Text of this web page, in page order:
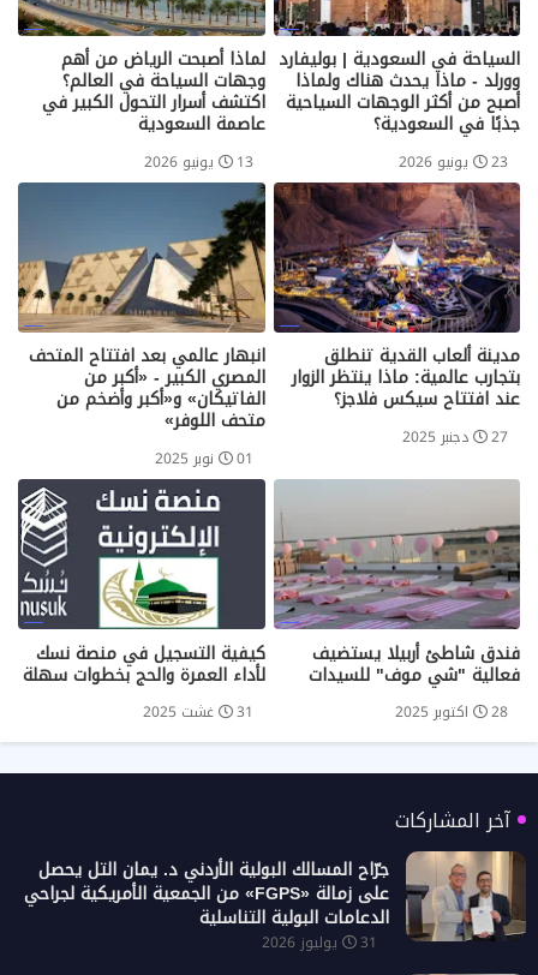
السياحة في السعودية | بوليفارد
وورلد - ماذا يحدث هناك ولماذا
أصبح من أكثر الوجهات السياحية
جذبًا في السعودية؟
23 يونيو 2026
لماذا أصبحت الرياض من أهم
وجهات السياحة في العالم؟
اكتشف أسرار التحول الكبير في
عاصمة السعودية
13 يونيو 2026
مدينة ألعاب القدية تنطلق
بتجارب عالمية: ماذا ينتظر الزوار
عند افتتاح سيكس فلاجز؟
27 دجنبر 2025
انبهار عالمي بعد افتتاح المتحف
المصري الكبير - «أكبر من
الفاتيكان» و«أكبر وأضخم من
متحف اللوفر»
01 نوبر 2025
فندق شاطئ أربيلا يستضيف
فعالية "شي موف" للسيدات
28 اكتوبر 2025
كيفية التسجيل في منصة نسك
لأداء العمرة والحج بخطوات سهلة
31 غشت 2025
آخر المشاركات
جرّاح المسالك البولية الأردني د. يمان التل يحصل
على زمالة «FGPS» من الجمعية الأمريكية لجراحي
الدعامات البولية التناسلية
31 يوليوز 2026